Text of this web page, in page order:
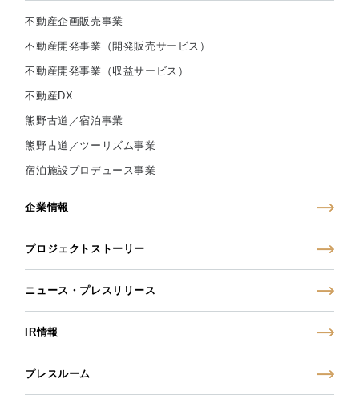
不動産企画販売事業
不動産開発事業（開発販売サービス）
不動産開発事業（収益サービス）
不動産DX
熊野古道／宿泊事業
熊野古道／ツーリズム事業
宿泊施設プロデュース事業
企業情報
プロジェクトストーリー
ニュース・プレスリリース
IR情報
プレスルーム